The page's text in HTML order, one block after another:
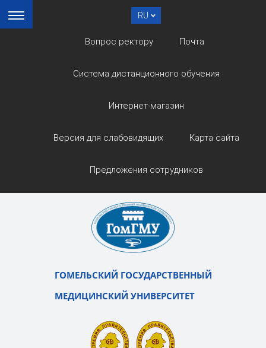
RU
Вопрос ректору Почта
Система дистанционного обучения
Интернет-магазин
Версия для слабовидящих Карта сайта
Предложения сотрудников
ГОМЕЛЬСКИЙ ГОСУДАРСТВЕННЫЙ
МЕДИЦИНСКИЙ УНИВЕРСИТЕТ